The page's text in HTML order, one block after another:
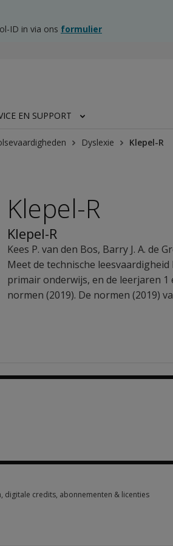
ID in via ons formulier
EN SUPPORT
Dyslexie Klepel-R
Klepel-R
Klepel-R
Kees P. van den Bos, Barry J. A. de
Meet de technische
primair onderwijs, en de leerjaren 1
normen (2019). De normen (2019)
credits, abonnementen & licenties